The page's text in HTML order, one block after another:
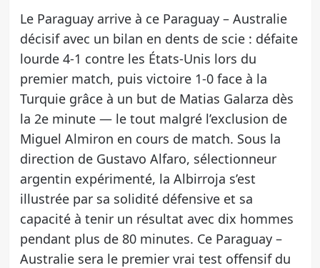
Le Paraguay arrive à ce Paraguay – Australie
décisif avec un bilan en dents de scie : défaite
lourde 4-1 contre les États-Unis lors du
premier match, puis victoire 1-0 face à la
Turquie grâce à un but de Matias Galarza dès
la 2e minute — le tout malgré l’exclusion de
Miguel Almiron en cours de match. Sous la
direction de Gustavo Alfaro, sélectionneur
argentin expérimenté, la Albirroja s’est
illustrée par sa solidité défensive et sa
capacité à tenir un résultat avec dix hommes
pendant plus de 80 minutes. Ce Paraguay –
Australie sera le premier vrai test offensif du